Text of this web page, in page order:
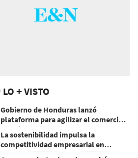
LO + VISTO
Gobierno de Honduras lanzó
plataforma para agilizar el comercio
exterior
La sostenibilidad impulsa la
competitividad empresarial en
Guatemala